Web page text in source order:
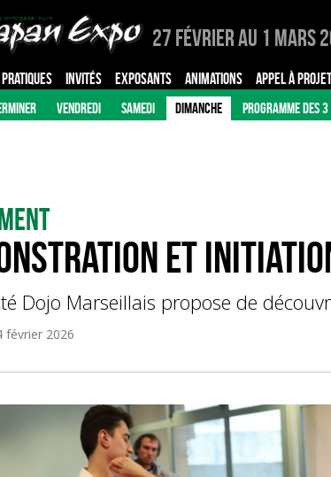
27 Février au 1 Mars
PRATIQUES INVITÉS EXPOSANTS ANIMATIONS APPEL À
VENDREDI SAMEDI DIMANCHE PROGRAMME DES 3
et
Dojo Marseillais propose de
février 2026